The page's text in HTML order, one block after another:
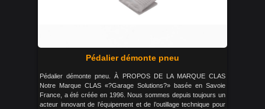
Pédalier démonte pneu
Pédalier démonte pneu. À PROPOS DE LA MARQUE CLAS
Notre Marque CLAS «?Garage Solutions?» basée en Savoie
France, a été créée en 1996. Nous sommes depuis toujours un
acteur innovant de l’équipement et de l’outillage technique pour